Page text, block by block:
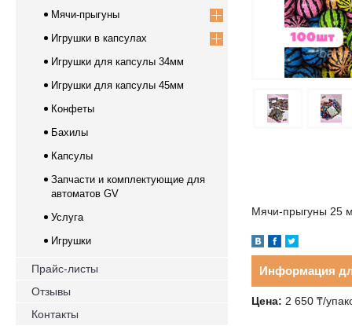
Мячи-прыгуны 25
Информация
Цена: 2 650 ₸/
Мячи-прыгуны
Игрушки в капсулах
Игрушки для капсулы 34мм
Игрушки для капсулы 45мм
Конфеты
Бахилы
Капсулы
Запчасти и комплектующие для
автоматов GV
Услуга
Игрушки
Прайс-листы
Отзывы
Контакты